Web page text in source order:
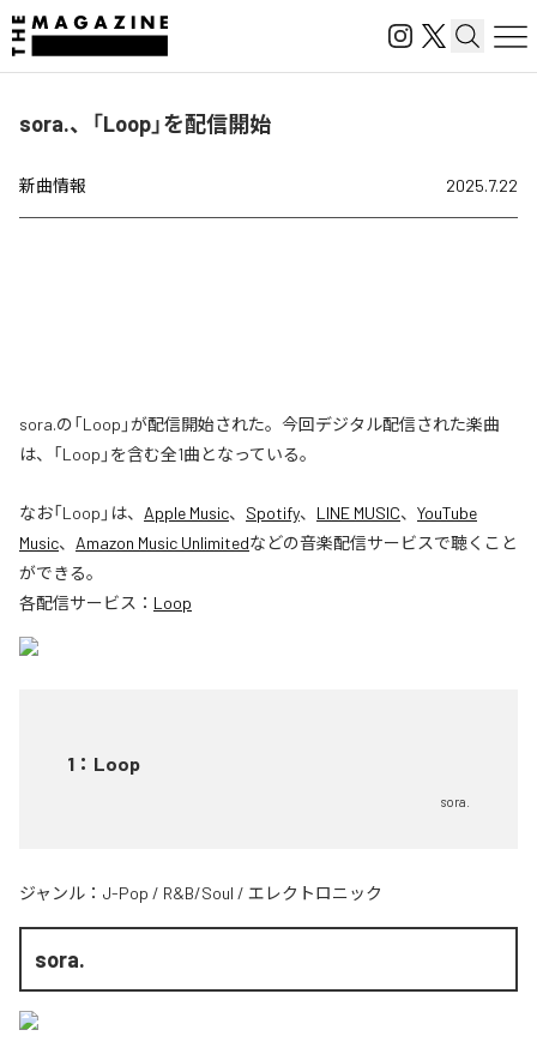
sora.、「Loop」を配信開始
新曲情報 2025.7.22
sora.の「Loop」が配信開始された。今回デジタル配信された楽曲
は、「Loop」を含む全1曲となっている。
なお「Loop 」は、 Apple Music、 Spotify、 LINE MUSIC、 YouTube
Music、 Amazon Music Unlimitedなどの音楽配信サービスで聴くこと
ができる。
各配信サービス： Loop
1 ： Loop
sora.
ジャンル： J-Pop / R&B/Soul / エレクトロニック
sora.